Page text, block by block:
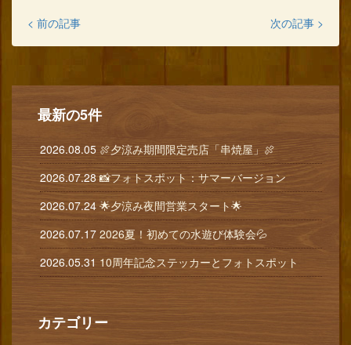
< 前の記事 次の記事 >
最新の5件
2026.08.05 🍖夕涼み期間限定売店「串焼屋」🍖
2026.07.28 📸フォトスポット：サマーバージョン
2026.07.24 🌟夕涼み夜間営業スタート🌟
2026.07.17 2026夏！初めての水遊び体験会💦
2026.05.31 10周年記念ステッカーとフォトスポット
カテゴリー